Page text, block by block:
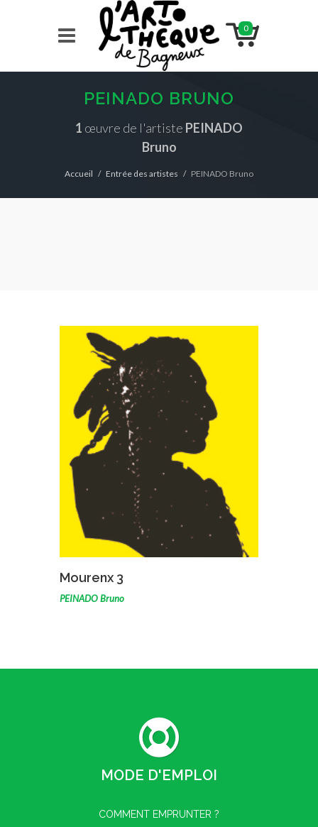
0
PEINADO BRUNO
1 œuvre de l'artiste PEINADO
Bruno
Accueil Entrée des artistes PEINADO Bruno
Mourenx 3
PEINADO Bruno
MODE D'EMPLOI
COMMENT EMPRUNTER ?